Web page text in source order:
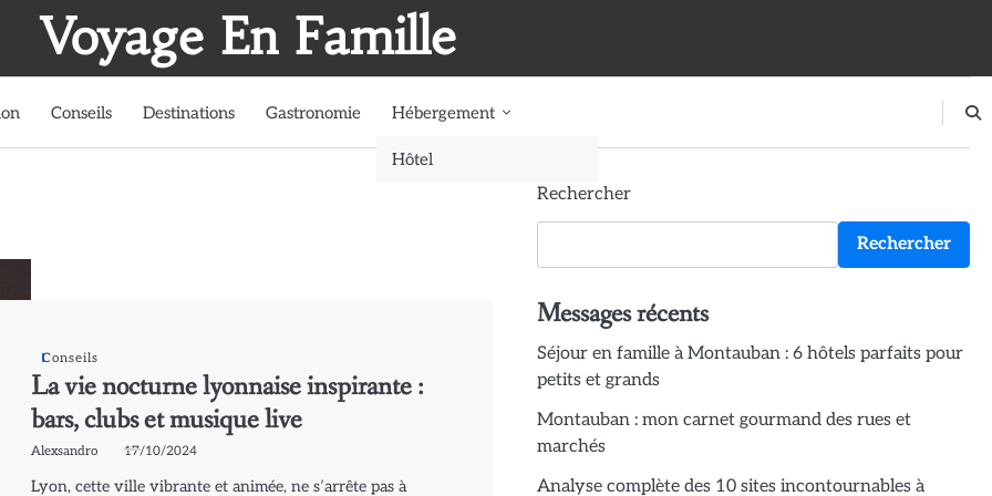
Voyage En Famille
Conseils Destinations Gastronomie Hébergement
Hôtel
Conseils
La vie nocturne lyonnaise inspirante :
bars, clubs et musique live
Alexsandro 17/10/2024
Lyon, cette ville vibrante et animée, ne s’arrête pas à
Rechercher
Rechercher
Messages récents
Séjour en famille à Montauban : 6 hôtels parfaits pour
petits et grands
Montauban : mon carnet gourmand des rues et
marchés
Analyse complète des 10 sites incontournables à